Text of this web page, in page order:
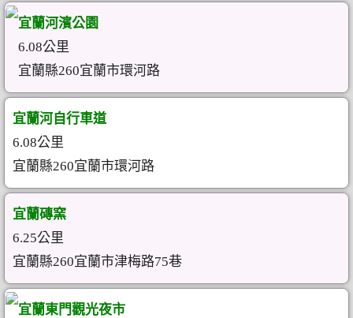
宜蘭河濱公園
6.08公里
宜蘭縣260宜蘭市環河路
宜蘭河自行車道
6.08公里
宜蘭縣260宜蘭市環河路
宜蘭磚窯
6.25公里
宜蘭縣260宜蘭市津梅路75巷
宜蘭東門觀光夜市